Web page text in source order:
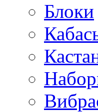
Блоки